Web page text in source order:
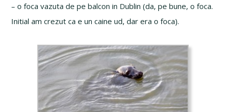
– o foca vazuta de pe balcon in Dublin (da, pe bune, o foca.
Initial am crezut ca e un caine ud, dar era o foca).